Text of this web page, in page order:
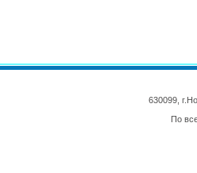
630099,
По